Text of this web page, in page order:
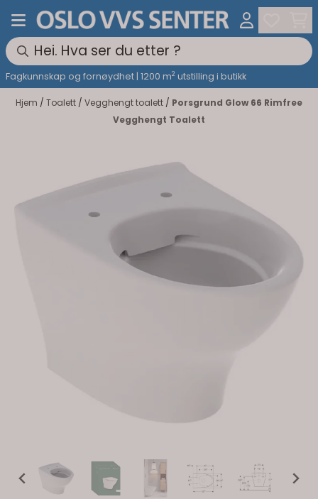
Hopp til innhold
Fagkunnskap og fornøydhet | 1200 m2 utstilling i butikk
Hjem / Toalett / Vegghengt toalett / Porsgrund Glow 66 Rimfree
Vegghengt Toalett